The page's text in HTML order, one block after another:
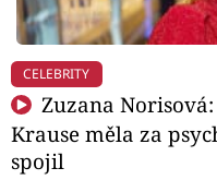
CELEBRITY
Zuzana
Krause měla za
spojil